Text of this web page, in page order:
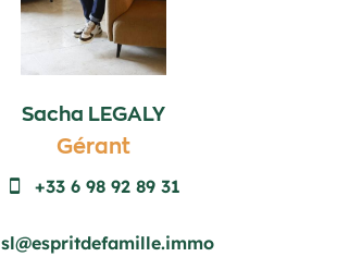
Sacha LEGALY
Gérant
+33 6 98 92 89 31
sl@espritdefamille.immo